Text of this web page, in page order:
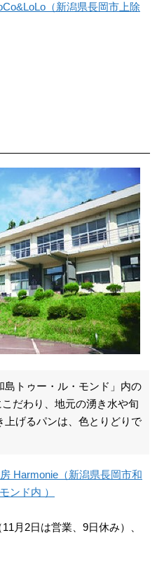
（新潟県長岡市上除
トゥー・ル・モンド」内の
だわり、地元の湧き水や旬
げるパンは、色とりどりで
Harmonie（新潟県長岡市和
ンド内 ）
月2日は営業、9日休み）、